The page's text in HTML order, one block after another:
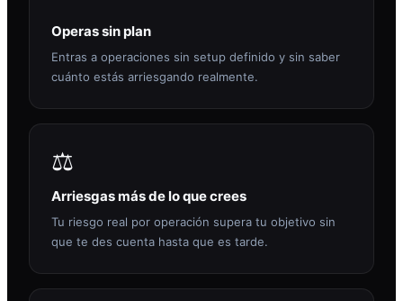
Operas sin plan
Entras a operaciones sin setup definido y sin saber
cuánto estás arriesgando realmente.
⚖️
Arriesgas más de lo que crees
Tu riesgo real por operación supera tu objetivo sin
que te des cuenta hasta que es tarde.